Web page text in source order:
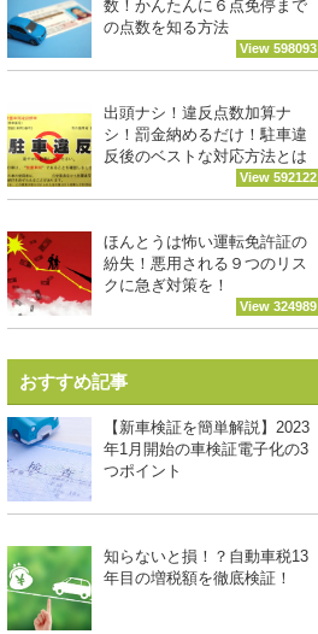
数！かんたんに６点免停まで
の点数を知る方法
View 598093
出頭ナシ！違反点数加算ナ
シ！罰金納めるだけ！駐車違
反後のベストな対応方法とは
View 592122
ほんとうは怖い運転免許証の
紛失！悪用される９つのリス
クに急ぎ対策を！
View 324989
おすすめ記事
【新車検証を簡単解説】2023
年1月開始の車検証電子化の3
つポイント
知らないと損！？自動車税13
年目の増税額を徹底検証！